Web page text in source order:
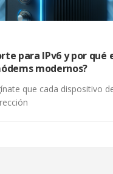
para IPv6 y por qué
modernos?
que cada dispositivo